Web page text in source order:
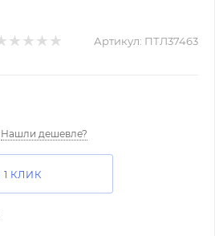
Артикул: ПТЛ37463
Нашли дешевле?
КЛИК